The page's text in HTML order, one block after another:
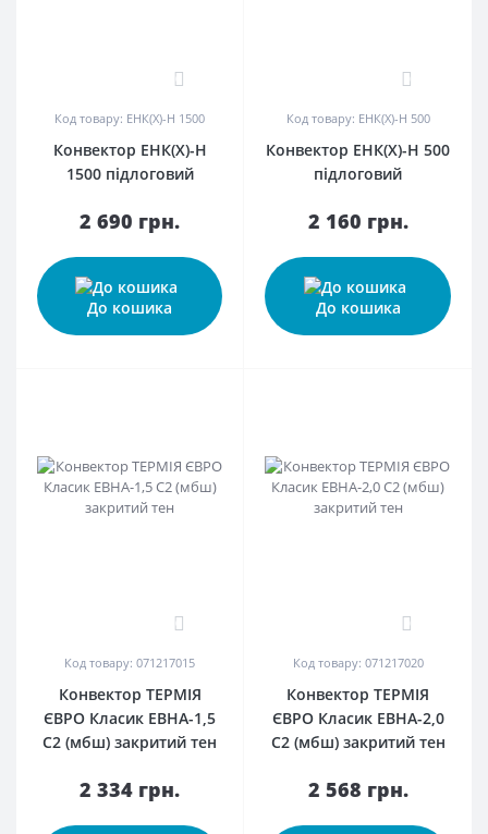
Код товару: ЕНК(Х)-Н 1500
Конвектор ЕНК(Х)-Н
1500 підлоговий
2 690 грн.
До кошика
Код товару: ЕНК(Х)-Н 500
Конвектор ЕНК(Х)-Н 500
підлоговий
2 160 грн.
До кошика
0
Код товару: 071217015
Конвектор ТЕРМІЯ
ЄВРО Класик ЕВНА-1,5
С2 (мбш) закритий тен
2 334 грн.
0
Код товару: 071217020
Конвектор ТЕРМІЯ
ЄВРО Класик ЕВНА-2,0
С2 (мбш) закритий тен
2 568 грн.